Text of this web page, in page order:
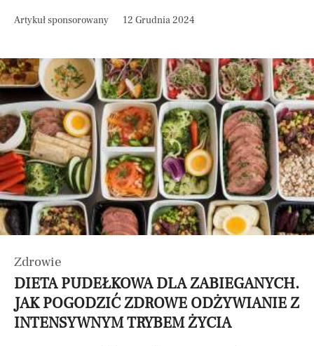
Artykuł sponsorowany 12 Grudnia 2024
Zdrowie
DIETA PUDEŁKOWA DLA ZABIEGANYCH.
JAK POGODZIĆ ZDROWE ODŻYWIANIE Z
INTENSYWNYM TRYBEM ŻYCIA